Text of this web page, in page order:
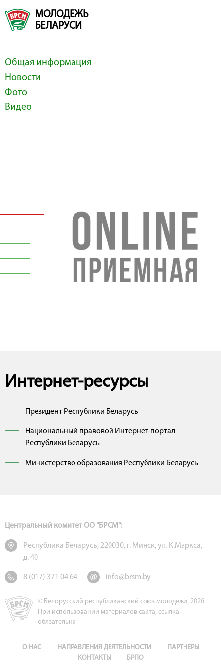
МОЛОДЕЖЬ
БЕЛАРУСИ
Общая информация
Новости
Фото
Видео
Интернет-ресурсы
Президент Республики Беларусь
Национальный правовой Интернет-портал
Республики Беларусь
Министерство образования Республики Беларусь
Центральный комитет ОО "БРСМ":
Республика Беларусь, 220030, г. Минск, ул. К.Маркса,
д. 40
8 (017) 371 04 64 info@brsm.by
© Белорусский республиканский союз молодежи, 2026
При использовании материалов сайта, ссылка
обязательна
О НАС НАПРАВЛЕНИЯ ДЕЯТЕЛЬНОСТИ
ПАРТНЕРЫ
КОНТАКТЫ
БРПО